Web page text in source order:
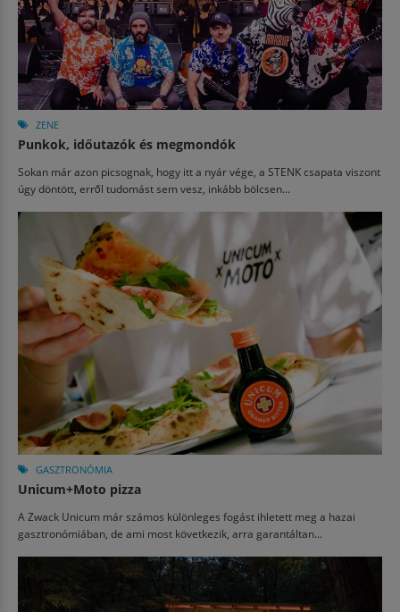
ZENE
Punkok, időutazók és megmondók
Sokan már azon picsognak, hogy itt a nyár vége, a STENK csapata viszont
úgy döntött, erről tudomást sem vesz, inkább bölcsen...
GASZTRONÓMIA
Unicum+Moto pizza
A Zwack Unicum már számos különleges fogást ihletett meg a hazai
gasztronómiában, de ami most következik, arra garantáltan...